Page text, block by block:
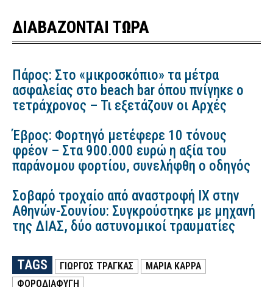
ΔΙΑΒΑΖΟΝΤΑΙ ΤΩΡΑ
Πάρος: Στο «μικροσκόπιο» τα μέτρα
ασφαλείας στο beach bar όπου πνίγηκε ο
τετράχρονος – Τι εξετάζουν οι Αρχές
Έβρος: Φορτηγό μετέφερε 10 τόνους
φρέον – Στα 900.000 ευρώ η αξία του
παράνομου φορτίου, συνελήφθη ο οδηγός
Σοβαρό τροχαίο από αναστροφή ΙΧ στην
Αθηνών-Σουνίου: Συγκρούστηκε με μηχανή
της ΔΙΑΣ, δύο αστυνομικοί τραυματίες
TAGS ΓΙΩΡΓΟΣ ΤΡΑΓΚΑΣ
ΜΑΡΊΑ ΚΑΡΡΆ
ΦΟΡΟΔΙΑΦΥΓΗ